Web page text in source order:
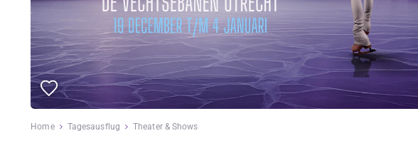
Home Tagesausflug Theater & Shows